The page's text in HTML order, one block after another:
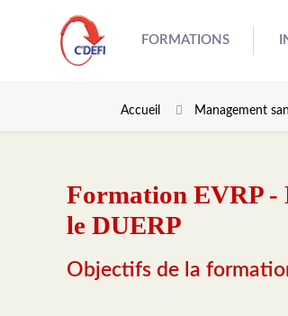
FORMATIONS
Accueil Management
Formation EVRP -
le DUERP
Objectifs de la